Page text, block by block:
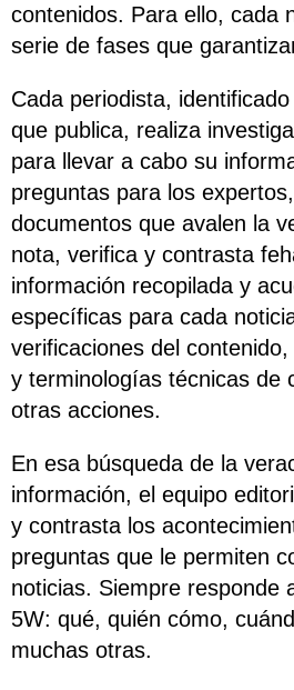
contenidos. Para ello, cada
serie de fases que
Cada periodista,
que publica, realiza
para llevar a cabo su
preguntas para los
documentos que avalen la
nota, verifica y contrasta
información recopilada y
específicas para cada
verificaciones del
y terminologías técnicas de
otras acciones.
En esa búsqueda de la
información, el equipo
y contrasta los
preguntas que le permiten
noticias. Siempre responde
5W: qué, quién cómo,
muchas otras.